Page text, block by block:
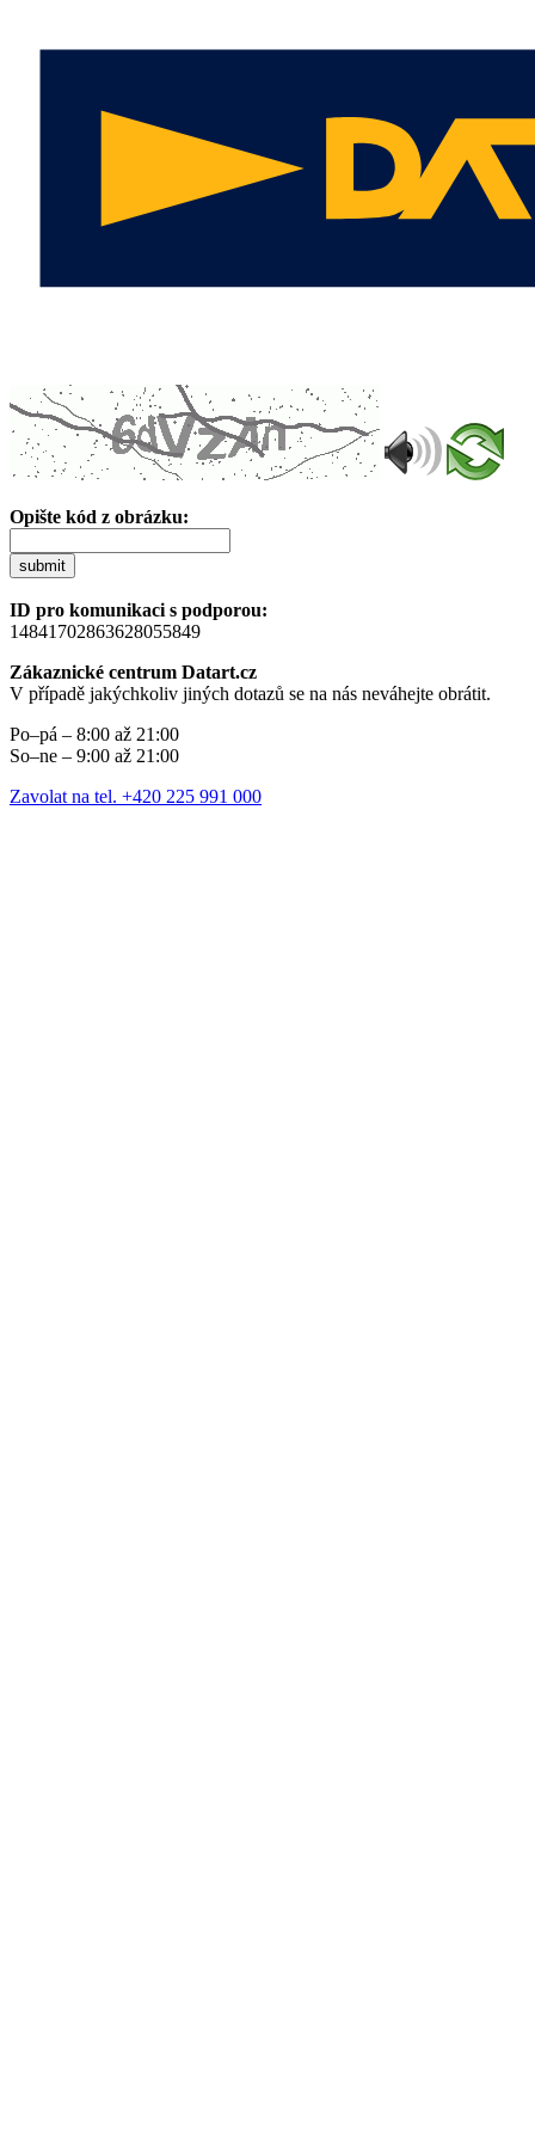
Opište kód z obrázku:
submit
ID pro komunikaci s podporou:
14841702863628055849
Zákaznické centrum Datart.cz
V případě jakýchkoliv jiných dotazů se na nás neváhejte obrátit.
Po–pá – 8:00 až 21:00
So–ne – 9:00 až 21:00
Zavolat na tel. +420 225 991 000